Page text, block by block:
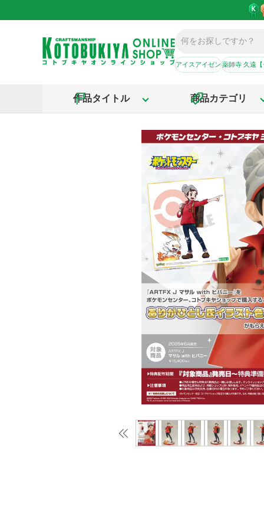
アイスアイゼン薬師寺 久遠
作品タイトル 商品カテゴリ